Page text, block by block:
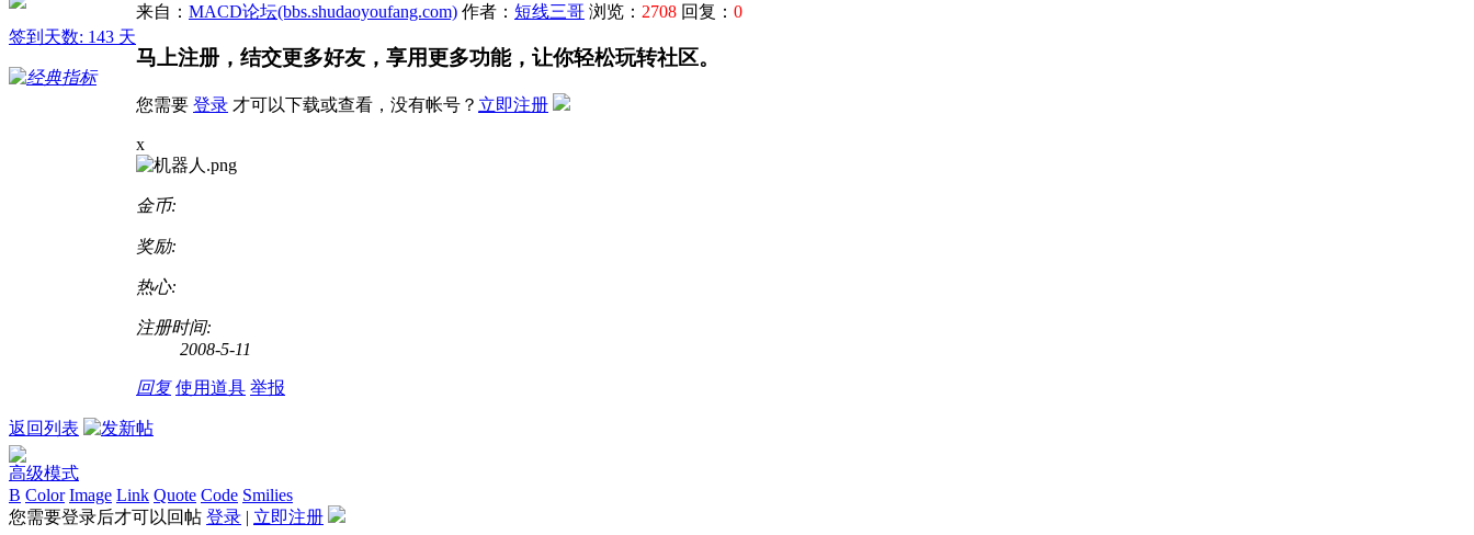
签到天数: 143 天
来自： MACD论坛(bbs.shudaoyoufang.com) 作者： 短线三哥 浏览： 2708 回复： 0
马上注册，结交更多好友，享用更多功能，让你轻松玩转社区。
您需要 登录 才可以下载或查看，没有帐号？ 立即注册
x
金币:
奖励:
热心:
注册时间:
2008-5-11
回复 使用道具 举报
返回列表
高级模式
B Color Image Link Quote Code Smilies
您需要登录后才可以回帖 登录 | 立即注册